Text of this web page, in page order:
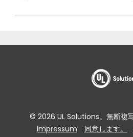
© 2026 UL Solutions。無断複
Impressum
同意します。